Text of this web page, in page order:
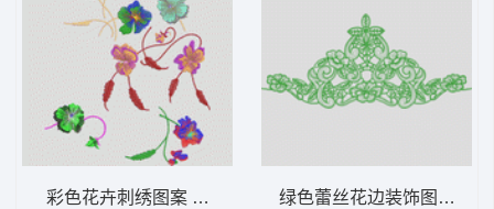
彩色花卉刺绣图案 花型 绿色蕾丝花边装饰图案 花型